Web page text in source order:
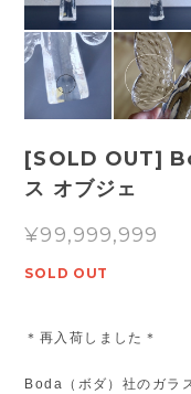
[SOLD OUT]
ス オブジェ
¥99,999,999
SOLD OUT
＊再入荷しました＊
Boda（ボダ）社のガラ